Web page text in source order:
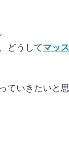
どうしてマッ
ていきたいと思